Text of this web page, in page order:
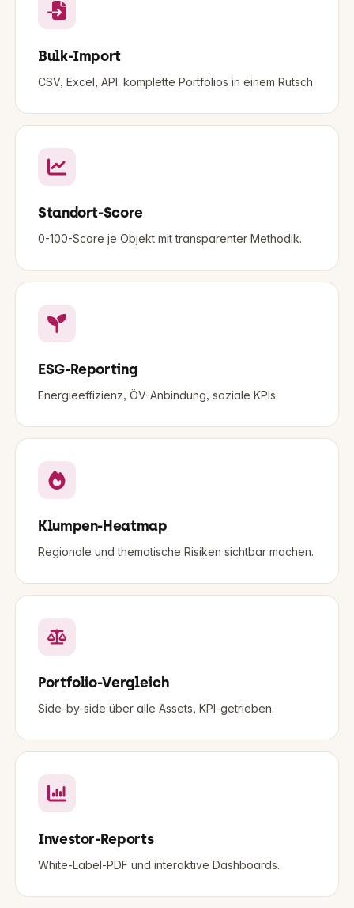
Bulk-Import
CSV, Excel, API: komplette Portfolios in einem Rutsch.
Standort-Score
0-100-Score je Objekt mit transparenter Methodik.
ESG-Reporting
Energieeffizienz, ÖV-Anbindung, soziale KPIs.
Klumpen-Heatmap
Regionale und thematische Risiken sichtbar machen.
Portfolio-Vergleich
Side-by-side über alle Assets, KPI-getrieben.
Investor-Reports
White-Label-PDF und interaktive Dashboards.